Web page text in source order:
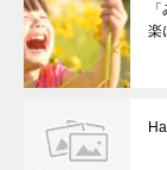
楽